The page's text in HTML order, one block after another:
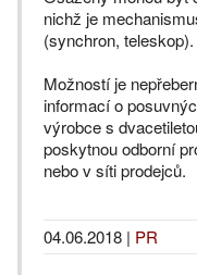
nichž je
(synchron, teleskop).
Možností je
informací o
výrobce s
poskytnou odborní
nebo v síti prodejců.
04.06.2018 | PR